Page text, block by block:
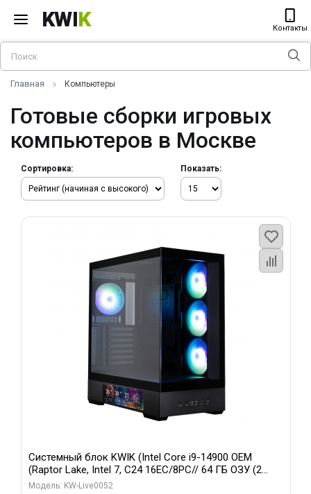
KWIK Контакты
Главная Компьютеры
Готовые сборки игровых
компьютеров в Москве
Сортировка: Показать:
Системный блок KWIK (Intel Core i9-14900 OEM
(Raptor Lake, Intel 7, C24 16EC/8PC// 64 ГБ ОЗУ (2
модуля)/ Palit RTX5080 GAMINGPRO OC 16GB GDDR7
Модель: KW-Live0052